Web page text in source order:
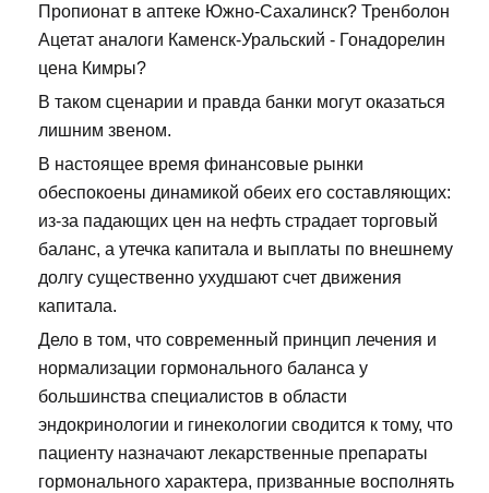
Пропионат в аптеке Южно-Сахалинск? Тренболон
Ацетат аналоги Каменск-Уральский - Гонадорелин
цена Кимры?
В таком сценарии и правда банки могут оказаться
лишним звеном.
В настоящее время финансовые рынки
обеспокоены динамикой обеих его составляющих:
из-за падающих цен на нефть страдает торговый
баланс, а утечка капитала и выплаты по внешнему
долгу существенно ухудшают счет движения
капитала.
Дело в том, что современный принцип лечения и
нормализации гормонального баланса у
большинства специалистов в области
эндокринологии и гинекологии сводится к тому, что
пациенту назначают лекарственные препараты
гормонального характера, призванные восполнять